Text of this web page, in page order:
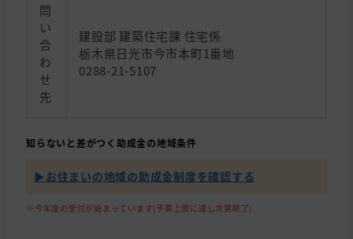
問
い
合
わ
せ
先
建設部 建築住宅課 住宅係
栃木県日光市今市本町1番地
0288-21-5107
知らないと差がつく助成金の地域条件
▶︎お住まいの地域の助成金制度を確認する
※今年度の受付が始まっています(予算上限に達し次第終了)